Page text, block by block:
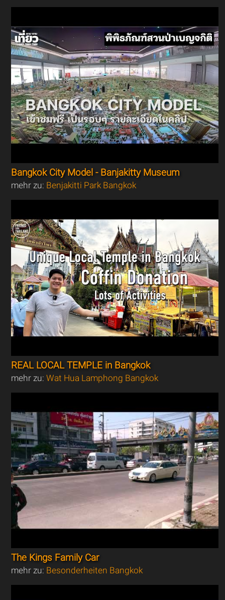
Bangkok City Model - Banjakitty Museum
mehr zu: Benjakitti Park Bangkok
REAL LOCAL TEMPLE in Bangkok
mehr zu:Wat Hua Lamphong Bangkok
The Kings Family Car
mehr zu: Besonderheiten Bangkok